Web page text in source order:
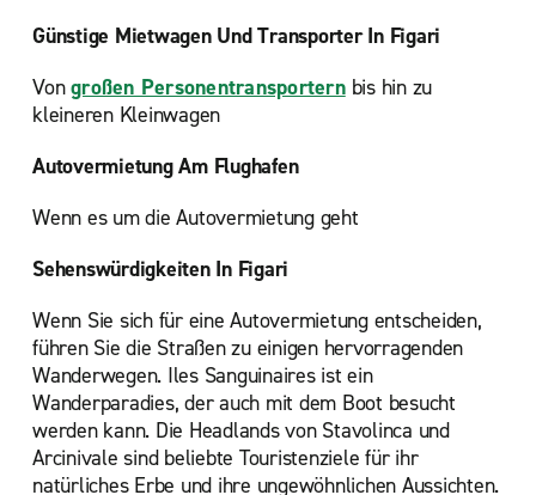
Günstige Mietwagen Und Transporter In Figari
Vongroßen Personentransporternbis hin zu
kleineren Kleinwagen
Autovermietung Am Flughafen
Wenn es um die Autovermietung geht
Sehenswürdigkeiten In Figari
Wenn Sie sich für eine Autovermietung entscheiden,
führen Sie die Straßen zu einigen hervorragenden
Wanderwegen. Iles Sanguinaires ist ein
Wanderparadies, der auch mit dem Boot besucht
werden kann. Die Headlands von Stavolinca und
Arcinivale sind beliebte Touristenziele für ihr
natürliches Erbe und ihre ungewöhnlichen Aussichten.